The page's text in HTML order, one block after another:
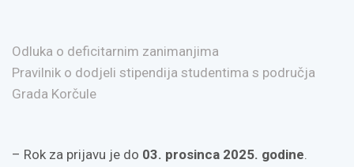
Odluka o deficitarnim zanimanjima
Pravilnik o dodjeli stipendija studentima s područja
Grada Korčule
– Rok za prijavu je do 03. prosinca 2025. godine.